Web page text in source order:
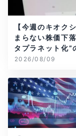
【今週のキオク
まらない株価下
タプラネット化”
は本当？
2026/08/09